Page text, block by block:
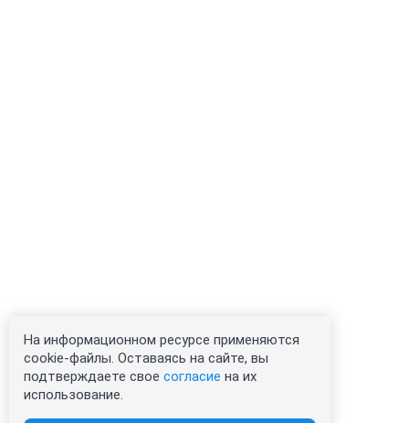
На информационном ресурсе применяются
cookie-файлы. Оставаясь на сайте, вы
подтверждаете свое согласие на их
использование.